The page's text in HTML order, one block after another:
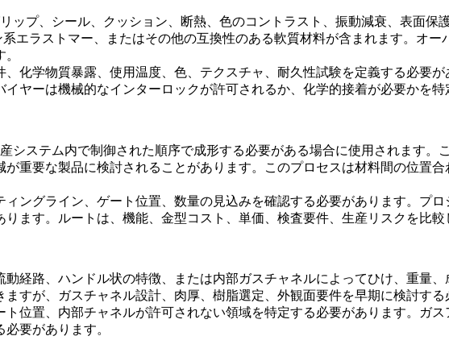
ップ、シール、クッション、断熱、色のコントラスト、振動減衰、表面保
エラストマー、またはその他の互換性のある軟質材料が含まれます。オ
化学物質暴露、使用温度、色、テクスチャ、耐久性試験を定義する必要
ヤーは機械的なインターロックが許可されるか、化学的接着が必要かを特
システム内で制御された順序で成形する必要がある場合に使用されます。
重要な製品に検討されることがあります。このプロセスは材料間の位置
ングライン、ゲート位置、数量の見込みを確認する必要があります。プ
ます。ルートは、機能、金型コスト、単価、検査要件、生産リスクを比較
経路、ハンドル状の特徴、または内部ガスチャネルによってひけ、重量
すが、ガスチャネル設計、肉厚、樹脂選定、外観面要件を早期に検討する
位置、内部チャネルが許可されない領域を特定する必要があります。ガ
要があります。